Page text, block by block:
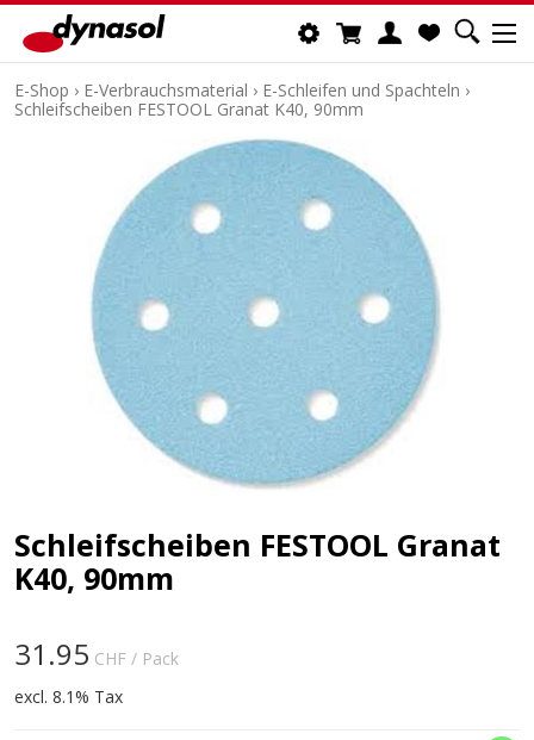
E-Shop › E-Verbrauchsmaterial › E-Schleifen und Spachteln ›
Schleifscheiben FESTOOL Granat K40, 90mm
Schleifscheiben FESTOOL Granat
K40, 90mm
31.95 CHF / Pack
excl. 8.1% Tax